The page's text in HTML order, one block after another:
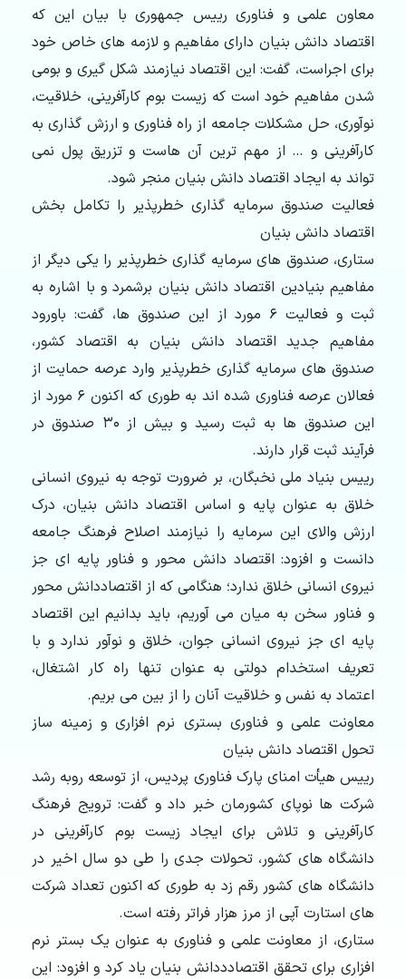
معاون علمی و فناوری رییس جمهوری با بیان این که
اقتصاد دانش بنیان دارای مفاهیم و لازمه های خاص خود
برای اجراست، گفت: این اقتصاد نیازمند شکل گیری و بومی
شدن مفاهیم خود است که زیست بوم کارآفرینی، خلاقیت،
نوآوری، حل مشکلات جامعه از راه فناوری و ارزش گذاری به
کارآفرینی و … از مهم ترین آن هاست و تزریق پول نمی
تواند به ایجاد اقتصاد دانش بنیان منجر شود.
فعالیت صندوق سرمایه گذاری خطرپذیر را تکامل بخش
اقتصاد دانش بنیان
ستاری، صندوق های سرمایه گذاری خطرپذیر را یکی دیگر از
مفاهیم بنیادین اقتصاد دانش بنیان برشمرد و با اشاره به
ثبت و فعالیت ۶ مورد از این صندوق ها، گفت: باورود
مفاهیم جدید اقتصاد دانش بنیان به اقتصاد کشور،
صندوق های سرمایه گذاری خطرپذیر وارد عرصه حمایت از
فعالان عرصه فناوری شده اند به طوری که اکنون ۶ مورد از
این صندوق ها به ثبت رسید و بیش از ۳۰ صندوق در
فرآیند ثبت قرار دارند.
رییس بنیاد ملی نخبگان، بر ضرورت توجه به نیروی انسانی
خلاق به عنوان پایه و اساس اقتصاد دانش بنیان، درک
ارزش والای این سرمایه را نیازمند اصلاح فرهنگ جامعه
دانست و افزود: اقتصاد دانش محور و فناور پایه ای جز
نیروی انسانی خلاق ندارد؛ هنگامی که از اقتصاددانش محور
و فناور سخن به میان می آوریم، باید بدانیم این اقتصاد
پایه ای جز نیروی انسانی جوان، خلاق و نوآور ندارد و با
تعریف استخدام دولتی به عنوان تنها راه کار اشتغال،
اعتماد به نفس و خلاقیت آنان را از بین می بریم.
معاونت علمی و فناوری بستری نرم افزاری و زمینه ساز
تحول اقتصاد دانش بنیان
رییس هیأت امنای پارک فناوری پردیس، از توسعه روبه رشد
شرکت ها نوپای کشورمان خبر داد و گفت: ترویج فرهنگ
کارآفرینی و تلاش برای ایجاد زیست بوم کارآفرینی در
دانشگاه های کشور، تحولات جدی را طی دو سال اخیر در
دانشگاه های کشور رقم زد به طوری که اکنون تعداد شرکت
های استارت آپی از مرز هزار فراتر رفته است.
ستاری، از معاونت علمی و فناوری به عنوان یک بستر نرم
افزاری برای تحقق اقتصادددانش بنیان یاد کرد و افزود: این